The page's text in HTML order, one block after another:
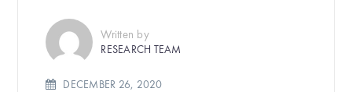
Written by
RESEARCH TEAM
DECEMBER 26, 2020